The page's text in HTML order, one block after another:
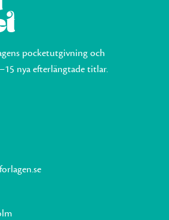
pocketutgivning och
nya efterlängtade titlar.